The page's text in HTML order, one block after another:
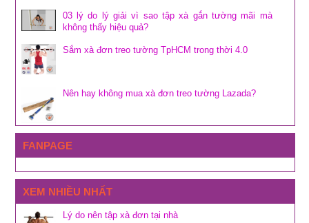
03 lý do lý giải vì sao tập xà gắn tường mãi mà
không thấy hiệu quả?
Sắm xà đơn treo tường TpHCM trong thời 4.0
Nên hay không mua xà đơn treo tường Lazada?
FANPAGE
XEM NHIỀU NHẤT
Lý do nên tập xà đơn tại nhà